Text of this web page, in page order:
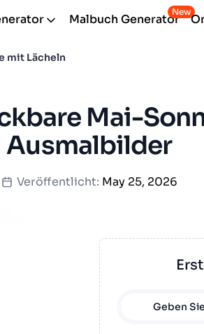
Malbuch Generator
New
mit Lächeln
Mai-
Ausmalbilder
Veröffentlicht: May 25, 2026
Geben